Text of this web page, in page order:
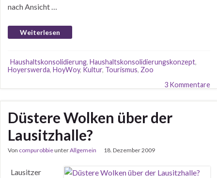
nach Ansicht …
Weiterlesen
Haushaltskonsolidierung, Haushaltskonsolidierungskonzept,
Hoyerswerda, HoyWoy, Kultur, Tourismus, Zoo
3 Kommentare
Düstere Wolken über der
Lausitzhalle?
Von compurobbieunterAllgemein 18. Dezember 2009
Lausitzer